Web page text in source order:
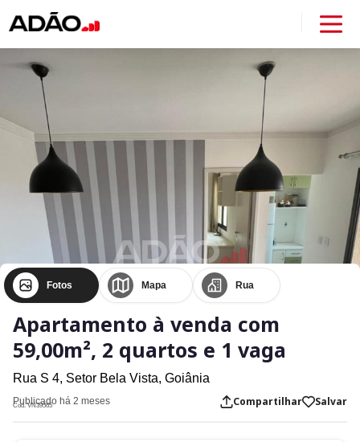
Fotos Mapa Rua
Apartamento à venda com
59,00m², 2 quartos e 1 vaga
Rua S 4, Setor Bela Vista, Goiânia
Publicado há 2 meses
Cod. VN39565 Compartilhar Salvar